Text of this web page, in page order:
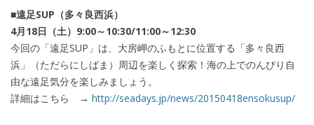
■遠足SUP（多々良西浜）
4月18日（土）9:00～10:30/11:00～12:30
今回の「遠足SUP」は、大房岬のふもとに位置する「多々良西
浜」（ただらにしばま）周辺を楽しく探索！海の上でのんびり自
由な遠足気分を楽しみましょう。
詳細はこちら → http://seadays.jp/news/20150418ensokusup/